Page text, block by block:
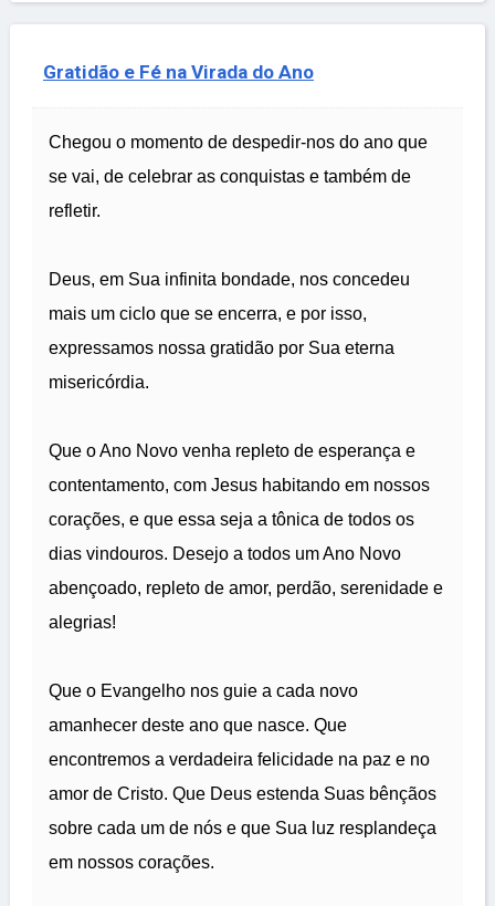
Gratidão e Fé na Virada do Ano
Chegou o momento de despedir-nos do ano que
se vai, de celebrar as conquistas e também de
refletir.
Deus, em Sua infinita bondade, nos concedeu
mais um ciclo que se encerra, e por isso,
expressamos nossa gratidão por Sua eterna
misericórdia.
Que o Ano Novo venha repleto de esperança e
contentamento, com Jesus habitando em nossos
corações, e que essa seja a tônica de todos os
dias vindouros. Desejo a todos um Ano Novo
abençoado, repleto de amor, perdão, serenidade e
alegrias!
Que o Evangelho nos guie a cada novo
amanhecer deste ano que nasce. Que
encontremos a verdadeira felicidade na paz e no
amor de Cristo. Que Deus estenda Suas bênçãos
sobre cada um de nós e que Sua luz resplandeça
em nossos corações.